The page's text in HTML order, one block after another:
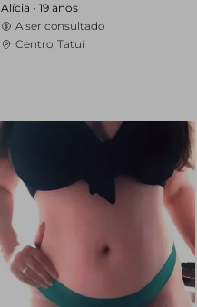
Alícia • 19 anos
A ser consultado
Centro, Tatuí